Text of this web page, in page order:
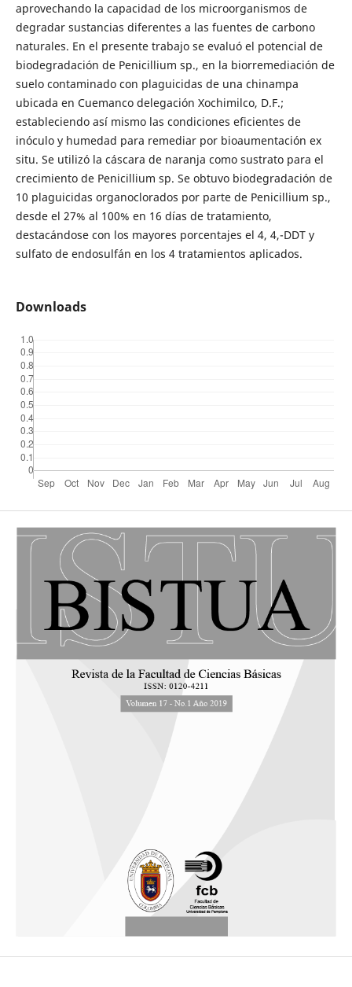
aprovechando la capacidad de los microorganismos de
degradar sustancias diferentes a las fuentes de carbono
naturales. En el presente trabajo se evaluó el potencial de
biodegradación de Penicillium sp., en la biorremediación de
suelo contaminado con plaguicidas de una chinampa
ubicada en Cuemanco delegación Xochimilco, D.F.;
estableciendo así mismo las condiciones eficientes de
inóculo y humedad para remediar por bioaumentación ex
situ. Se utilizó la cáscara de naranja como sustrato para el
crecimiento de Penicillium sp. Se obtuvo biodegradación de
10 plaguicidas organoclorados por parte de Penicillium sp.,
desde el 27% al 100% en 16 días de tratamiento,
destacándose con los mayores porcentajes el 4, 4,-DDT y
sulfato de endosulfán en los 4 tratamientos aplicados.
Downloads